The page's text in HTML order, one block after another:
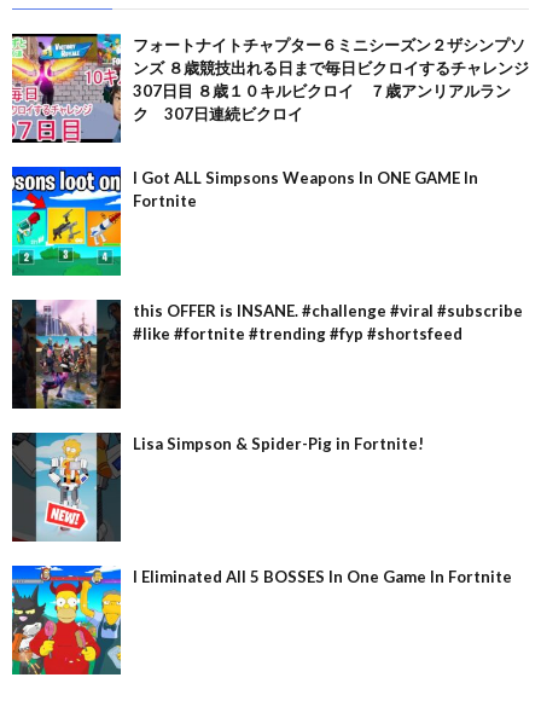
フォートナイトチャプター６ミニシーズン２ザシンプソ
ンズ ８歳競技出れる日まで毎日ビクロイするチャレンジ
307日目 ８歳１０キルビクロイ ７歳アンリアルラン
ク 307日連続ビクロイ
I Got ALL Simpsons Weapons In ONE GAME In
Fortnite
this OFFER is INSANE. #challenge #viral #subscribe
#like #fortnite #trending #fyp #shortsfeed
Lisa Simpson & Spider-Pig in Fortnite!
I Eliminated All 5 BOSSES In One Game In Fortnite